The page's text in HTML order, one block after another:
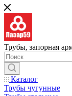
Трубы, запорная
Каталог
Трубы чугунные